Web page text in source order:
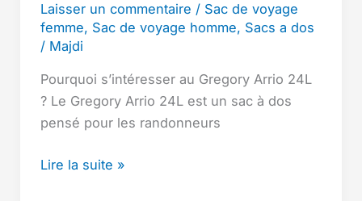
Laisser un commentaire / Sac de voyage
femme, Sac de voyage homme, Sacs a dos
/ Majdi
Pourquoi s’intéresser au Gregory Arrio 24L
? Le Gregory Arrio 24L est un sac à dos
pensé pour les randonneurs
Gregory
Lire la suite »